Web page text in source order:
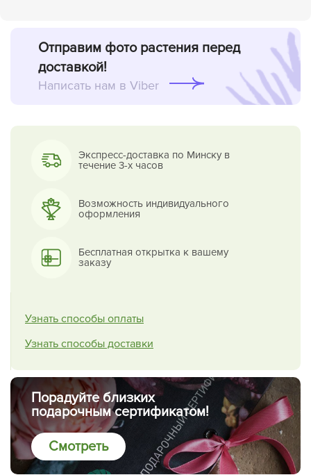
Отправим фото растения перед
доставкой!
Написать нам в Viber
Экспресс-доставка по Минску в
течение 3-х часов
Возможность индивидуального
оформления
Бесплатная открытка к вашему
заказу
Узнать способы оплаты
Узнать способы доставки
Порадуйте близких
подарочным сертификатом!
Смотреть